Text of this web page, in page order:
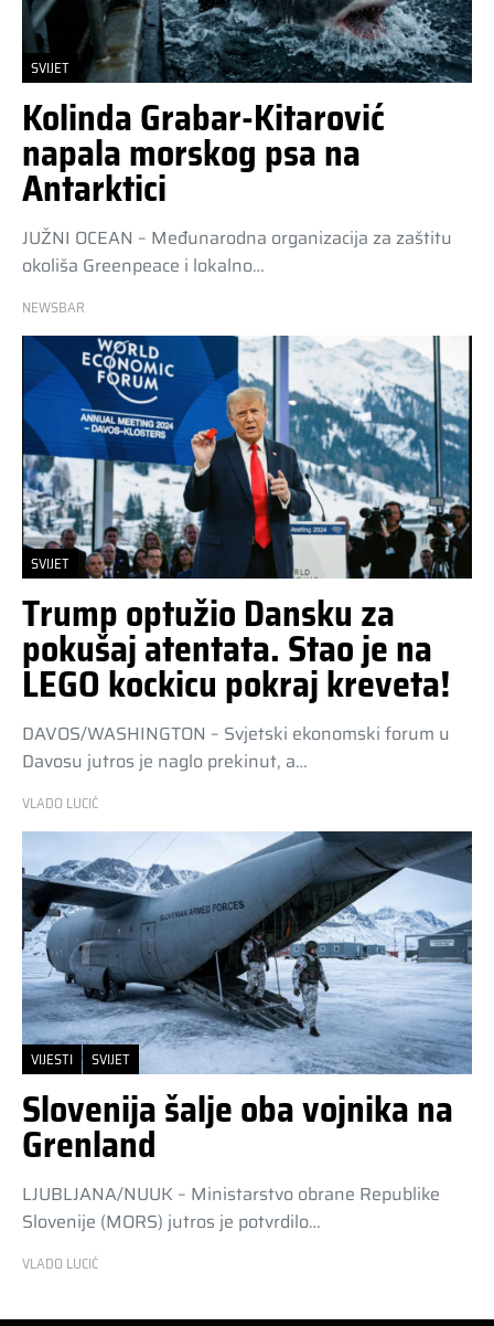
SVIJET
Kolinda Grabar-Kitarović
napala morskog psa na
Antarktici
JUŽNI OCEAN – Međunarodna organizacija za zaštitu
okoliša Greenpeace i lokalno…
NEWSBAR
SVIJET
Trump optužio Dansku za
pokušaj atentata. Stao je na
LEGO kockicu pokraj kreveta!
DAVOS/WASHINGTON – Svjetski ekonomski forum u
Davosu jutros je naglo prekinut, a…
VLADO LUCIĆ
VIJESTI SVIJET
Slovenija šalje oba vojnika na
Grenland
LJUBLJANA/NUUK – Ministarstvo obrane Republike
Slovenije (MORS) jutros je potvrdilo…
VLADO LUCIĆ